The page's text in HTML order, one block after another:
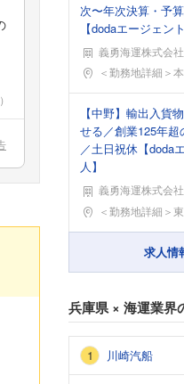
）
次〜年次決算・予
【dodaエージェン
義勇海運株式会社
勤務地＜勤務地詳細＞本社
【中野】輸出入貨
せる／創業125年
／土日祝休【doda
人】
義勇海運株式会社
勤務地＜勤務地詳細＞東京
求人情
兵庫県× 海運業界
川崎汽船